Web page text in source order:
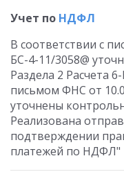
Учет по НДФЛ
В соответствии с
БС-4-11/3058@
Раздела 2 Расчета
письмом ФНС от
уточнены
Реализована
подтверждении
платежей по НДФЛ"